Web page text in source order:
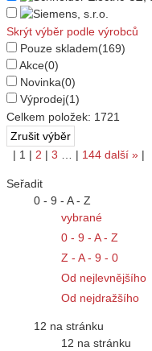
Skrýt výběr podle výrobců
Pouze skladem(169)
Akce(0)
Novinka(0)
Výprodej(1)
Celkem položek: 1721
| 1 | 2 | 3 … | 144 další » |
Seřadit
0 - 9 - A - Z
vybrané
0 - 9 - A - Z
Z - A - 9 - 0
Od nejlevnějšího
Od nejdražšího
12 na stránku
12 na stránku